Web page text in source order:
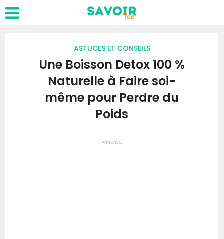
ASTUCES ET CONSEILS
Une Boisson Detox 100 %
Naturelle à Faire soi-
même pour Perdre du
Poids
ANNONCE